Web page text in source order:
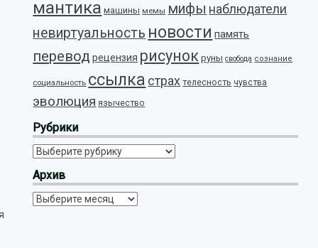
мантика машины мемы мифы наблюдатели
невиртуальность новости память
перевод рецензия рисунок руны свобода сознание
социальность ссылка страх телесность чувства
эволюция язычество
Рубрики
Рубрики
Архив
Архив